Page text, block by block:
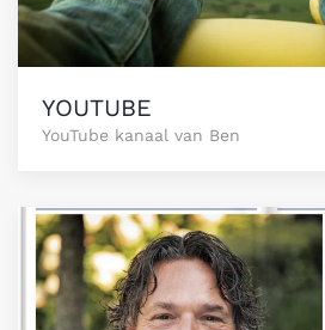
YOUTUBE
YouTube kanaal van Ben